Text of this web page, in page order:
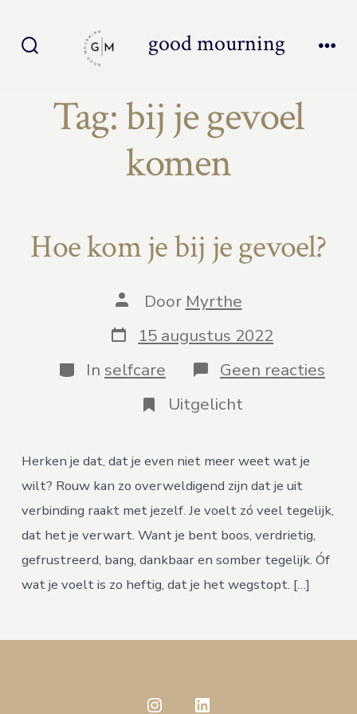
overslaan
good mourning
Tag:bij je gevoel
komen
Hoe kom je bij je gevoel?
Auteur
bericht
Door Myrthe
Berichtdatum
15 augustus 2022
Categorieën
In selfcare Geen reacties
Hoe
Uitgelicht
Herken je dat, dat je even niet meer weet wat je
wilt? Rouw kan zo overweldigend zijn dat je uit
verbinding raakt met jezelf. Je voelt zó veel tegelijk,
dat het je verwart. Want je bent boos, verdrietig,
gefrustreerd, bang, dankbaar en somber tegelijk. Óf
wat je voelt is zo heftig, dat je het wegstopt. […]